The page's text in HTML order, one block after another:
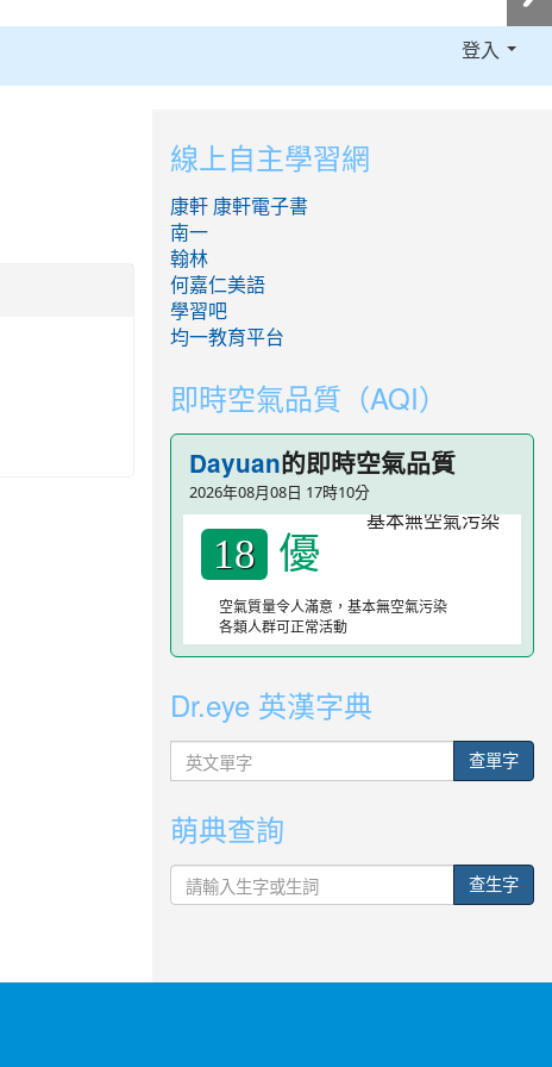
登入
:::
線上自主學習網
康軒 康軒電子書
南一
翰林
何嘉仁美語
學習吧
均一教育平台
即時空氣品質（AQI）
Dayuan的即時空氣品質
2026年08月08日 17時10分
18 優
空氣質量令人滿意，基本無空氣污染
各類人群可正常活動
Dr.eye 英漢字典
英
文
字
查單字
萌典查詢
查生字